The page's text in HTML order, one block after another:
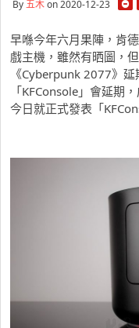
By五木on 2020-12-23
早喺今年六月果陣，肯
戲主機，雖然有晒圖，
《Cyberpunk 2077》
「KFConsole」會延期
今日就正式發表「